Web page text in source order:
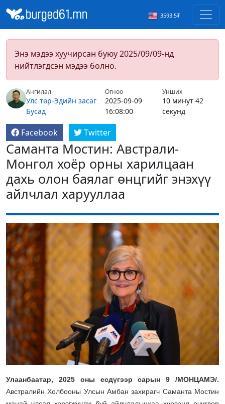
3593.5₮
Энэ мэдээ хуучирсан буюу 2025/09/09-нд
нийтлэгдсэн мэдээ болно.
Ангилал
Улс төр-Эдийн засаг
Бусад
Огноо
2025-09-09
16:08:00
Унших
10 минут 42
секунд
Facebook Twitter
Саманта Мостин: Австрали-
Монгол хоёр орны харилцаан
дахь олон баялаг өнцгийг энэхүү
айлчлал харууллаа
Улаанбаатар, 2025 оны есдүгээр сарын 9 /МОНЦАМЭ/.
Австралийн Холбооны Улсын Амбан захирагч Саманта Мостин